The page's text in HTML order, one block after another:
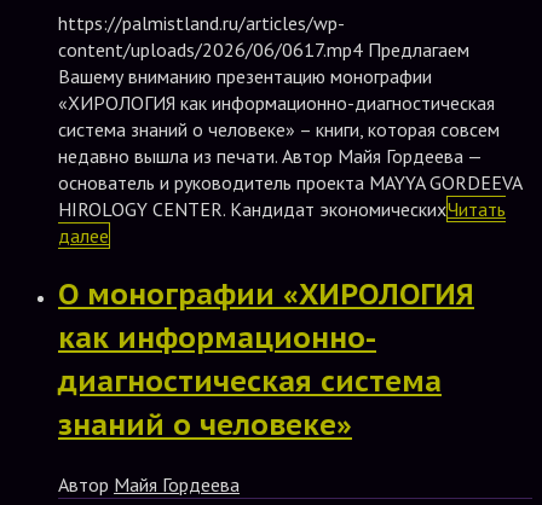
https://palmistland.ru/articles/wp-
content/uploads/2026/06/0617.mp4 Предлагаем
Вашему вниманию презентацию монографии
«ХИРОЛОГИЯ как информационно-диагностическая
система знаний о человеке» – книги, которая совсем
недавно вышла из печати. Автор Майя Гордеева —
основатель и руководитель проекта MAYYA GORDEEVA
HIROLOGY CENTER. Кандидат экономическихЧитать
далее
О монографии «ХИРОЛОГИЯ
как информационно-
диагностическая система
знаний о человеке»
Автор Майя Гордеева